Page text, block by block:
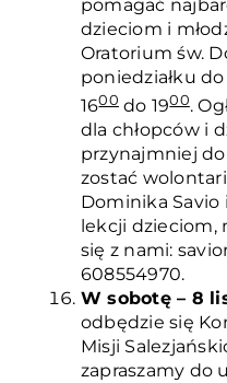
pomagać
dzieciom i
Oratorium św.
poniedziałku
1600do 1900.
dla chłopców i
przynajmniej do
zostać
Dominika
lekcji dzieciom,
się z nami:
608554970.
W sobotę – 8
odbędzie się
Misji
zapraszamy do